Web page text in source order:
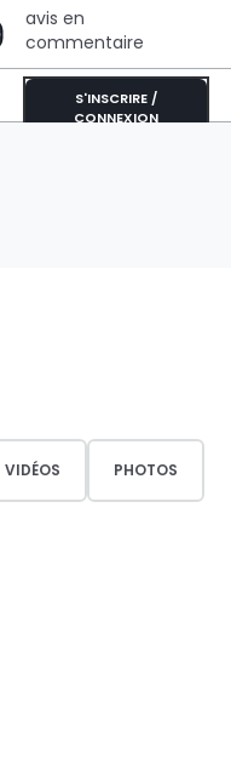
avis en
commentaire
S'INSCRIRE /
CONNEXION
VIDÉOS PHOTOS